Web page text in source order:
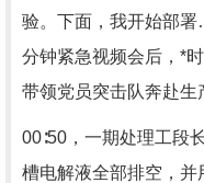
验。下面，我开始部
分钟紧急视频会后，*
带领党员突击队奔赴生
00∶50，一期处理工段
槽电解液全部排空，并